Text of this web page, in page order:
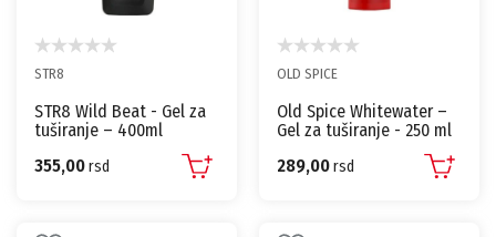
STR8
STR8 Wild Beat - Gel za
tuširanje – 400ml
355,00rsd
OLD SPICE
Old Spice Whitewater –
Gel za tuširanje - 250 ml
289,00rsd